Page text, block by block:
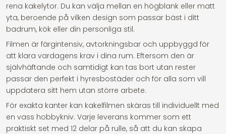
rena kakelytor. Du kan välja mellan en högblank eller matt
yta, beroende på vilken design som passar bäst i ditt
badrum, kök eller din personliga stil.
Filmen är färgintensiv, avtorkningsbar och uppbyggd för
att klara vardagens krav i dina rum. Eftersom den är
självhäftande och samtidigt kan tas bort utan rester
passar den perfekt i hyresbostäder och för alla som vill
uppdatera sitt hem utan större arbete.
För exakta kanter kan kakelfilmen skäras till individuellt med
en vass hobbykniv. Varje leverans kommer som ett
praktiskt set med 12 delar på rulle, så att du kan skapa